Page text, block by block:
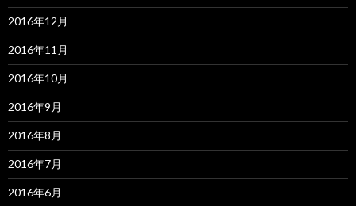
2016年12月
2016年11月
2016年10月
2016年9月
2016年8月
2016年7月
2016年6月